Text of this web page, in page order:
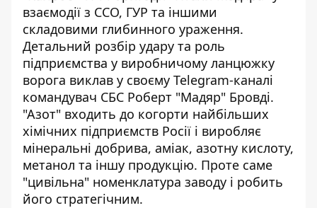
взаємодії з ССО, ГУР та іншими
складовими глибинного ураження.
Детальний розбір удару та роль
підприємства у виробничому ланцюжку
ворога виклав у своєму Telegram-каналі
командувач СБС Роберт "Мадяр" Бровді.
"Азот" входить до когорти найбільших
хімічних підприємств Росії і виробляє
мінеральні добрива, аміак, азотну кислоту,
метанол та іншу продукцію. Проте саме
"цивільна" номенклатура заводу і робить
його стратегічним.